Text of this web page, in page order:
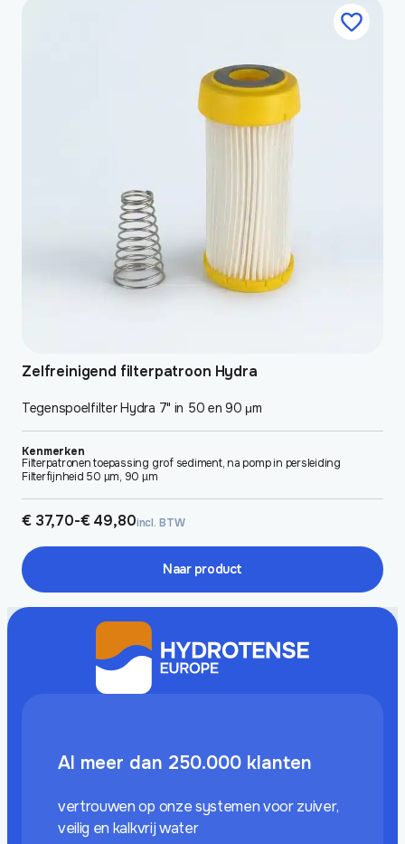
Zelfreinigend filterpatroon Hydra
Tegenspoelfilter Hydra 7" in 50 en 90 μm
Kenmerken
Filterpatronen toepassing grof sediment, na pomp in persleiding
Filterfijnheid 50 µm, 90 µm
€37,70-€49,80
Prijsklasse:
€ 37,70
tot
€ 49,80
incl. BTW
Naar product
Al meer dan 250.000 klanten
vertrouwen op onze systemen voor zuiver,
veilig en kalkvrij water